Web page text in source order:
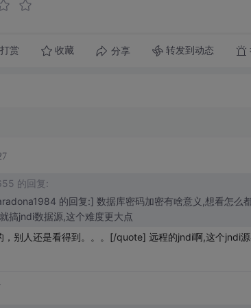
打赏 收藏 分享 转发到动态
的回复:
的回复:] 数据库密码加密有啥意义,想看怎么
搞jndi数据源,这个难度更大点
，别人还是看得到。。。[/quote] 远程的jndi啊,这个jndi